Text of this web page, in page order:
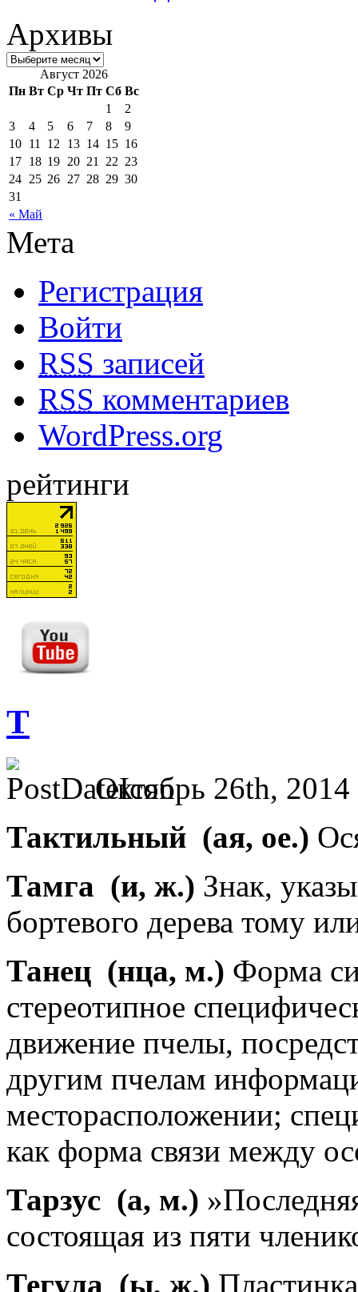
Архивы
Август 2026
Пн Вт Ср Чт Пт Сб Вс
« Май
1
2
3
4 5 6 7 8
9
10 11 12 13 14 15 16
17 18 19 20 21 22 23
24 25 26 27 28 29 30
31
Мета
Регистрация
Войти
RSS записей
RSS комментариев
WordPress.org
рейтинги
Т
Октябрь 26th,
Тактильный (ая, ое.)
Тамга (и, ж.) Знак,
бортевого дерева тому
Танец (нца, м.) Форма
стереотипное
движение пчелы,
другим пчелам
месторасположении;
как форма связи между
Тарзус (а, м.)
состоящая из пяти
Тегула (ы, ж.)